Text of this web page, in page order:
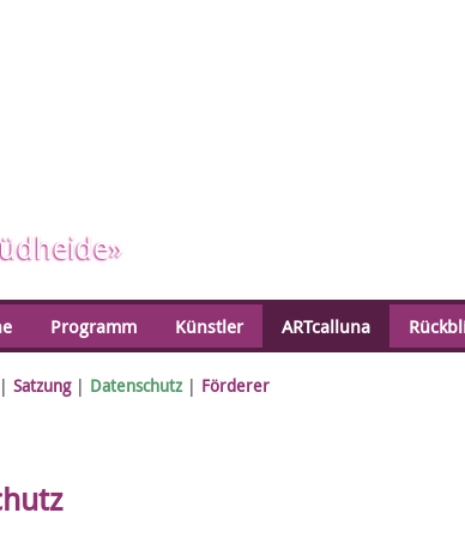
Programm Künstler ARTcalluna
| Satzung| Datenschutz| Förderer